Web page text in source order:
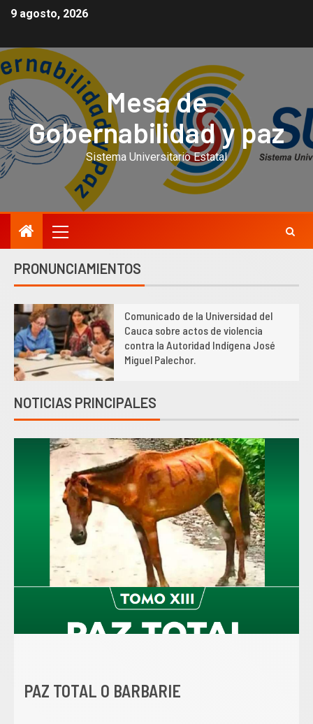
9 agosto, 2026
Mesa de
Gobernabilidad y paz
Sistema Universitario Estatal
PRONUNCIAMIENTOS
2
Comunicado de la Universidad del
Cauca sobre actos de violencia
contra la Autoridad Indígena José
Miguel Palechor.
NOTICIAS PRINCIPALES
PAZ TOTAL O BARBARIE